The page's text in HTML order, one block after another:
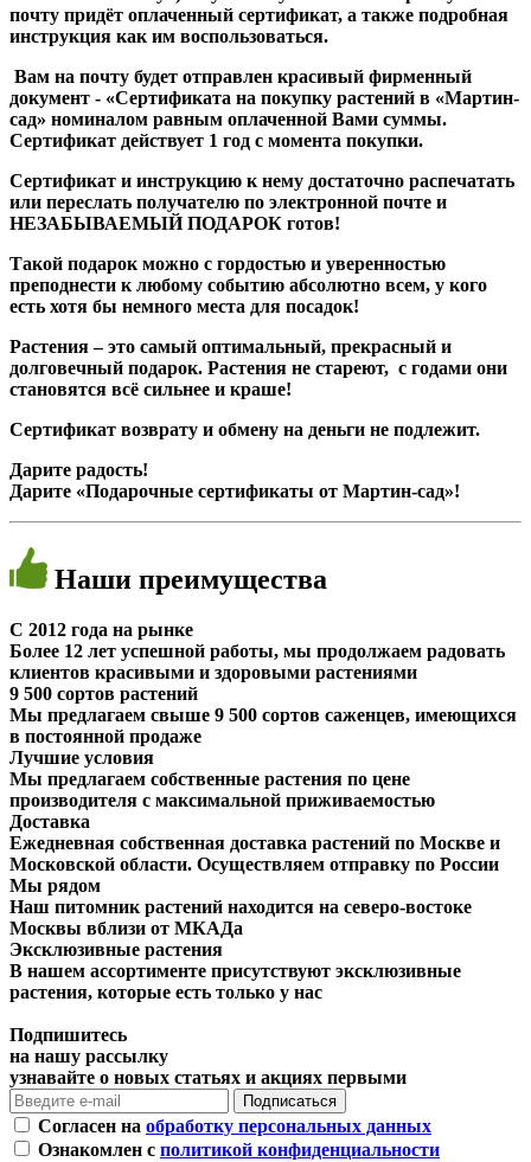
почту придёт оплаченный сертификат, а также подробная
инструкция как им воспользоваться.
Вам на почту будет отправлен красивый фирменный
документ - «Сертификата на покупку растений в «Мартин-
сад» номиналом равным оплаченной Вами суммы.
Сертификат действует 1 год с момента покупки.
Сертификат и инструкцию к нему достаточно распечатать
или переслать получателю по электронной почте и
НЕЗАБЫВАЕМЫЙ ПОДАРОК готов!
Такой подарок можно с гордостью и уверенностью
преподнести к любому событию абсолютно всем, у кого
есть хотя бы немного места для посадок!
Растения – это самый оптимальный, прекрасный и
долговечный подарок. Растения не стареют, с годами они
становятся всё сильнее и краше!
Сертификат возврату и обмену на деньги не подлежит.
Дарите радость!
Дарите «Подарочные сертификаты от Мартин-сад»!
Наши преимущества
C 2012 года на рынке
Более 12 лет успешной работы, мы продолжаем радовать
клиентов красивыми и здоровыми растениями
9 500 сортов растений
Мы предлагаем свыше 9 500 сортов саженцев, имеющихся
в постоянной продаже
Лучшие условия
Мы предлагаем собственные растения по цене
производителя с максимальной приживаемостью
Доставка
Ежедневная собственная доставка растений по Москве и
Московской области. Осуществляем отправку по России
Мы рядом
Наш питомник растений находится на северо-востоке
Москвы вблизи от МКАДа
Эксклюзивные растения
В нашем ассортименте присутствуют эксклюзивные
растения, которые есть только у нас
Подпишитесь
на нашу рассылку
узнавайте о новых статьях и акциях первыми
Согласен на обработку персональных данных
Ознакомлен с политикой конфиденциальности